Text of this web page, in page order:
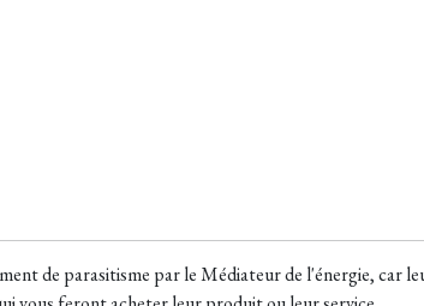
de parasitisme par le Médiateur de l'énergie, car